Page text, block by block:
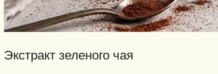
Экстракт зеленого чая